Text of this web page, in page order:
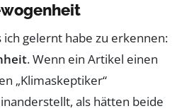
gelernt habe zu erkennen:
. Wenn ein Artikel einen
„Klimaskeptiker“
als hätten beide